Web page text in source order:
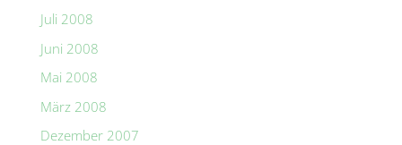
Juli 2008
Juni 2008
Mai 2008
März 2008
Dezember 2007